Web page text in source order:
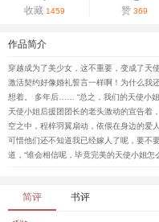
收藏 1459 赞 369
作品简介
穿越成为了美少女，这不重要，变成了天
激活契约好像婚礼誓言一样啊！为什么我
想着。 多年后…… “总之，我们的天使小
天使小姐后援团团长的老头激动的宣告着
空之中，程梓羽翼扇动，依偎在身边的爱
可惜他们还不知道我已经嫁人了呢，要不
道，“谁会相信呢，毕竟完美的天使小姐怎
简评 书评